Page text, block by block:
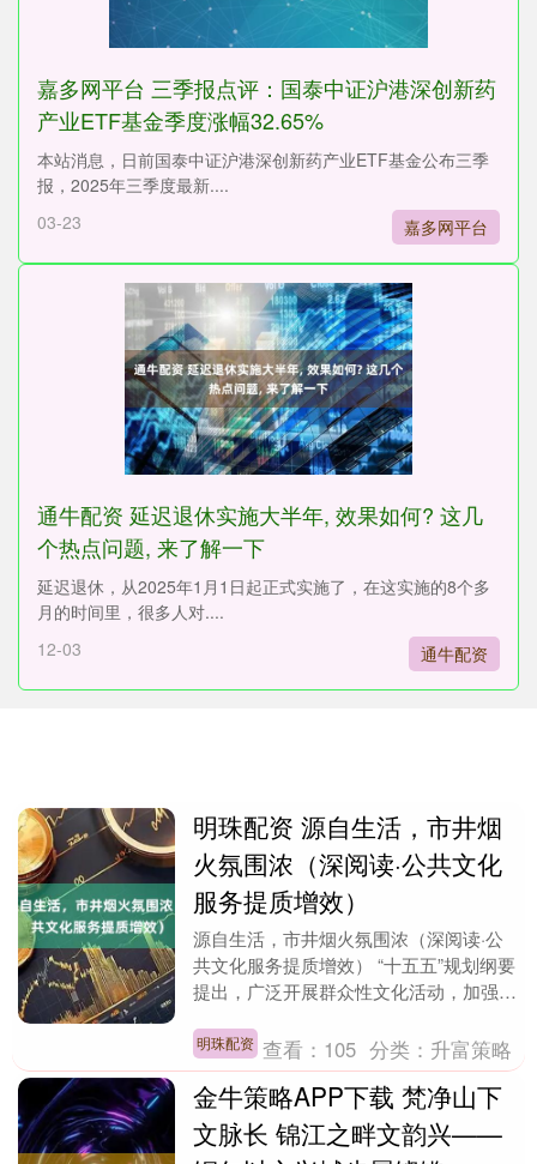
嘉多网平台 三季报点评：国泰中证沪港深创新药
产业ETF基金季度涨幅32.65%
本站消息，日前国泰中证沪港深创新药产业ETF基金公布三季
报，2025年三季度最新....
03-23
嘉多网平台
通牛配资 延迟退休实施大半年, 效果如何? 这几
个热点问题, 来了解一下
延迟退休，从2025年1月1日起正式实施了，在这实施的8个多
月的时间里，很多人对....
12-03
通牛配资
明珠配资 源自生活，市井烟
火氛围浓（深阅读·公共文化
服务提质增效）
源自生活，市井烟火氛围浓（深阅读·公
共文化服务提质增效） “十五五”规划纲要
提出，广泛开展群众性文化活动，加强群
文化生活日益....
明珠配资 查看： 105 分类： 升富策略
金牛策略APP下载 梵净山下
文脉长 锦江之畔文韵兴——